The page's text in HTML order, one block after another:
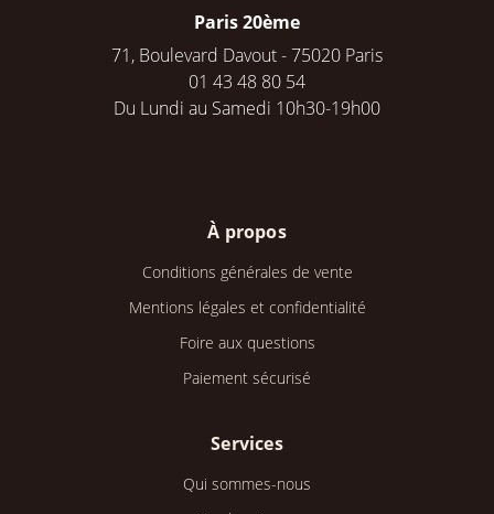
Paris 20ème
71, Boulevard Davout - 75020 Paris
01 43 48 80 54
Du Lundi au Samedi 10h30-19h00
À propos
Conditions générales de vente
Mentions légales et confidentialité
Foire aux questions
Paiement sécurisé
Services
Qui sommes-nous